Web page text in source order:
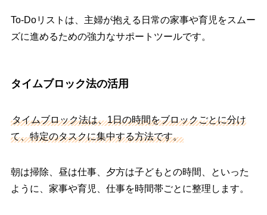
To-Doリストは、主婦が抱える日常の家事や育児をスムー
ズに進めるための強力なサポートツールです。
タイムブロック法の活用
タイムブロック法は、1日の時間をブロックごとに分け
て、特定のタスクに集中する方法です。
朝は掃除、昼は仕事、夕方は子どもとの時間、といった
ように、家事や育児、仕事を時間帯ごとに整理します。